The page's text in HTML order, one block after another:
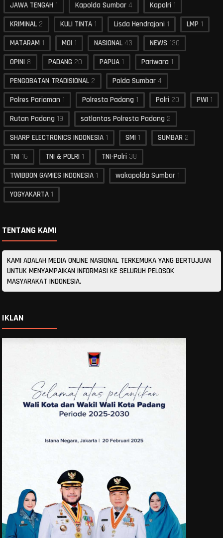
JAWA TENGAH 1 Kapolda Sumbar 4 Kapolri 1
KRIMINAL 2 KULI TINTA 1 Lisda Hendrajoni 1 LMP 1
MATARAM 1 MOI 1 NASIONAL 43 NEWS 130
OPINI 8 PADANG 20 PAPUA 1 Pariwara 1
PENGOBATAN TRADISIONAL 2 Polda Sumbar 4
Polres Pariaman 1 Polresta Padang 1 Polri 20 PWI 1
Rutan Padang 19 satlantas Polresta Padang 2
SHARP ELECTRONICS INDONESIA 1 SMI 1 SUMBAR 2
TNI 16 TNI & POLRI 1 TNI-Polri 38
TWIBBON GAMIES INDONESIA 1 wakapolda Sumbar 1
YOGYAKARTA 1
TENTANG KAMI
KAMI ADALAH MEDIA ONLINE NASIONAL TERKEMUKA YANG BERTUJUAN
UNTUK MENYAMPAIKAN INFORMASI KE SELURUH PELOSOK
MASYARAKAT INDONESIA.
IKLAN